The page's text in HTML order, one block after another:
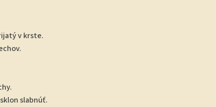
v krste.
slabnúť.